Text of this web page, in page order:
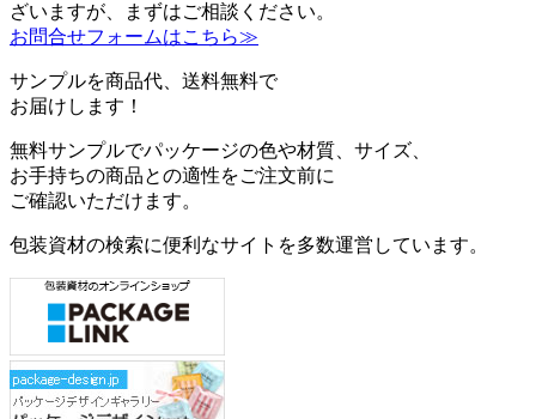
ざいますが、まずはご相談ください。
お問合せフォームはこちら≫
サンプルを商品代、送料無料で
お届けします！
無料サンプルでパッケージの色や材質、サイズ、
お手持ちの商品との適性をご注文前に
ご確認いただけます。
包装資材の検索に便利なサイトを多数運営しています。